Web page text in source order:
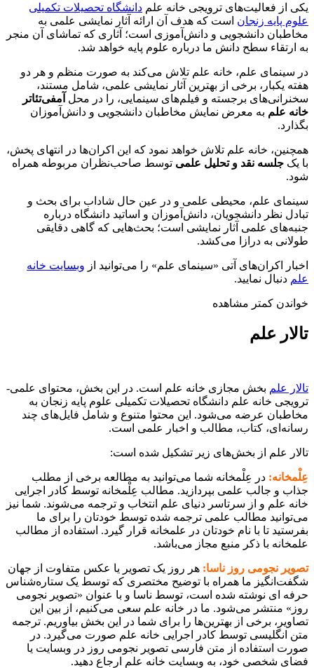
یکی از فعالیت‌های ترویجی خانه علم دانشگاه تحصیلات تکمیلی
علوم پایه زنجان است که هدف آن ارائه آثار نمایشی علمی به
مخاطبان دانشجویی و دانش‌آموزی است؛ آثاری که تماشای آن منجر
به ارتقاء سطح دانش ما درباره علوم پایه خواهد شد.
در سینمای علم، خانه علم تلاش می‌کند به صورت منظم و هر دو
هفته یکبار، برخی از بهترین آثار نمایشی علمی، شامل مستند،
سخنرانی‌های برجسته و فیلم‌های سینمایی، را در محل آمفی‌تئاتر
خانه علم به معرض نمایش مخاطبان دانشجویی و دانش‌آموزان
بگذارد.
همچنین، خانه علم تلاش خواهد نمود که این اکران‌ها در انتهای پخش،
با یک جلسه نقد و تحلیل علمی توسط صاحب‌نظران مربوطه همراه
شود.
سینمای علم، محیطی علمی و در عین حال شاداب برای بحث و
تبادل نظر دانشجویان، دانش‌آموزان و اساتید دانشگاه درباره
جنبه‌های علمی آثار نمایشی است؛ بحث‌هایی که گاهی دقایقی
طولانی به درازا می‌کشد.
اخبار اکران‌های آتی «سینمای علم» را می‌توانید از وبسایت خانه
علم دنبال نمایید.
خواندن کمتر مشاهده
تالار علم
تالار علم بخش مجازی خانه علم است. در این بخش، محتوای علمی-
ترویجی خانه علم دانشگاه تحصیلات تکمیلی علوم پایه زنجان به
مخاطبان عرضه می‌شود. این محتوا متنوع و شامل فایل‌های چند
رسانه‌ای، کتاب، مطالب و اخبار علمی است.
تالار علم از بخش‌های زیر تشکیل شده است:
عِلْمخانه: در عِلْمخانه شما می‌توانید به مطالعه برخی از مطلب
جذاب و جالب علمی بپردازید. مطالب عِلْمخانه توسط کادر اجرایی
خانه علم و از سرتاسر دنیای علم انتخاب و ترجمه می‌شوند. شما نیز
می‌توانید مطالب علمی ترجمه شده توسط خودتان را برای ما
بفرستید تا با نام خودتان در علمخانه قرار گیرد. استفاده از مطالب
علمخانه با ذکر منبع مجاز می‌باشد.
تصویر نجومی روز ناسا: هر روز یک تصویر یا عکس متفاوت از جهان
شگفت‌انگیز ما همراه با توضیح مختصری که توسط یک ستاره‌شناس
حرفه ای نوشته شده است، توسط ناسا و با عنوان «تصویر نجومی
روز» منتشر می‌شود. ما در خانه علم سعی می‌کنیم، از بین این
تصاویر، برخی از بهترین‌ها را برای شما در این بخش بیاوریم. ترجمه
متن انگلیسی توسط کادر اجرایی خانه علم صورت می‌گیرد. در
صورت استفاده از متن فارسی تصویر نجومی روز در وبسایت یا
فضای شخصی خود، به وبسایت خانه علم ارجاع دهید.